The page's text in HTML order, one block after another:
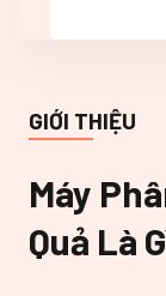
GIỚI THIỆU
Máy
Quả Là